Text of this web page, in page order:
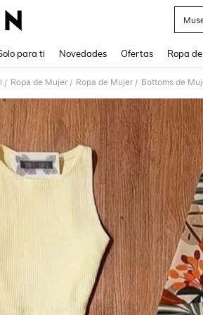
para ti Novedades Ofertas Ropa
/ Ropa de Mujer / Ropa de Mujer / Bottoms de